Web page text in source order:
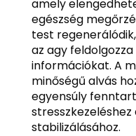
amely
egészség
test
az agy
információkat. A
minőségű alvás
egyensúly
stresszkezeléshez
stabilizálásához.